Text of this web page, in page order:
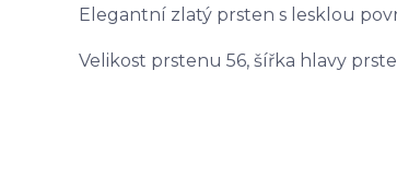
Elegantní zlatý prsten s lesklou
Velikost prstenu 56, šířka hlavy